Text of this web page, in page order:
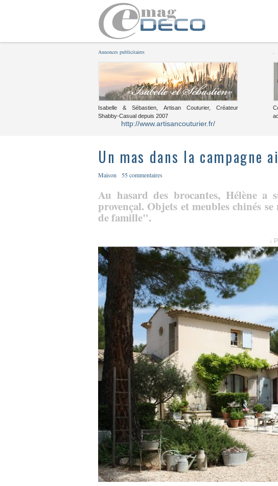
Annonces publicitaires
Isabelle & Sébastien, Artisan Couturier, Créateur
Shabby-Casual depuis 2007
http://www.artisancouturier.fr/
Un mas dans la campagne
Maison 55 commentaires
Au hasard des brocantes, Hélène
provençal. Objets et meubles chinés
de famille".
↓